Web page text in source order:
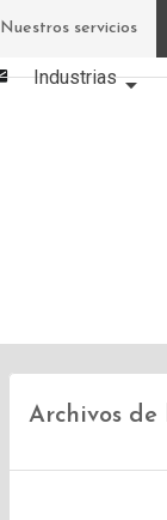
Nuestros servicios
Email
Verticales IT
Industrias
Archivos de